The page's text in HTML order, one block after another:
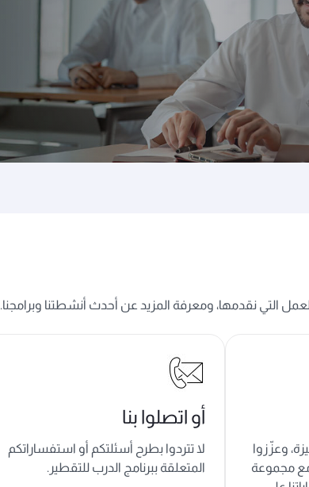
التي نقدمها، ومعرفة المزيد عن أحدث أنشطتنا وبرامجنا.
وعزّزوا
مجموعة
أو اتصلوا بنا
لا تتردوا بطرح أسئلتكم أو استفساراتكم
المتعلقة ببرنامج الدرب للتقطير.